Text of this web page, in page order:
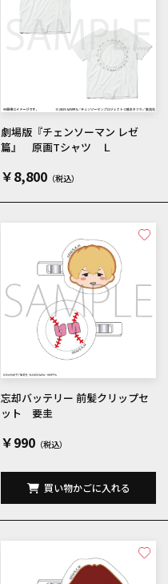
劇場版『チェンソーマン レゼ
篇』 原画Tシャツ Ｌ
￥8,800
忘却バッテリー 前髪クリップセ
ット 要圭
￥990
買い物かごに入れる